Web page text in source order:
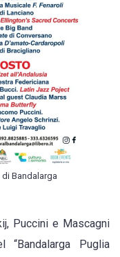
Bandalarga
Puccini e Mascagni
Puglia